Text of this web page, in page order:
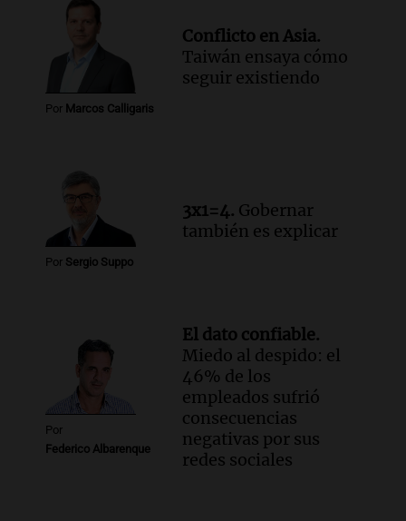
Por Marcos Calligaris
Conflicto en Asia.
Taiwán ensaya cómo
seguir existiendo
Por Sergio Suppo
3x1=4. Gobernar
también es explicar
Por
Federico Albarenque
El dato confiable.
Miedo al despido: el
46% de los
empleados sufrió
consecuencias
negativas por sus
redes sociales